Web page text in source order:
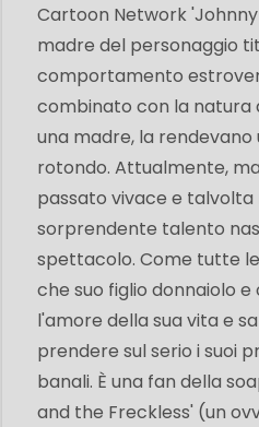
Cartoon Network
madre del personaggio
comportamento
combinato con la natura
una madre, la
rotondo. Attualmente,
passato vivace e talvolta
sorprendente talento
spettacolo. Come tutte
che suo figlio donnaiolo
l'amore della sua vita e
prendere sul serio i suoi
banali. È una fan della
and the Freckless' (un